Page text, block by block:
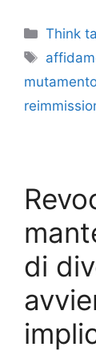
Think
Tag
di